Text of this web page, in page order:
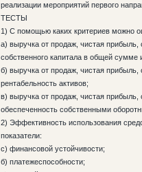
реализации мероприятий первого
ТЕСТЫ
1) С помощью каких критериев можно
а) выручка от продаж, чистая прибыль,
собственного капитала в общей
б) выручка от продаж, чистая прибыль,
рентабельность активов;
в) выручка от продаж, чистая прибыль,
обеспеченность собственными
2) Эффективность использования
показатели:
c) финансовой устойчивости;
б) платежеспособности;